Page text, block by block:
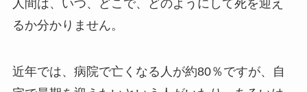
人間は、いつ、どこで、どのようにして死を迎え
るか分かりません。
近年では、病院で亡くなる人が約80％ですが、自